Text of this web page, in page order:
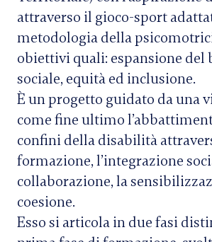
attraverso il gioco-sport
metodologia della
obiettivi quali: espansione del
sociale, equità ed inclusione.
È un progetto guidato da una
come fine ultimo
confini della disabilità
formazione, l’integrazione
collaborazione, la
coesione.
Esso si articola in due fasi